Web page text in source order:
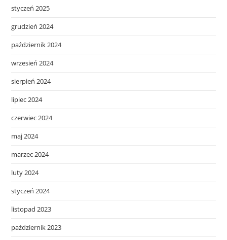
styczeń 2025
grudzień 2024
październik 2024
wrzesień 2024
sierpień 2024
lipiec 2024
czerwiec 2024
maj 2024
marzec 2024
luty 2024
styczeń 2024
listopad 2023
październik 2023